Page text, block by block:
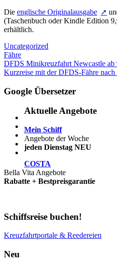
Die englische Originalausgabe
(Taschenbuch oder Kindle Edition
erhältlich.
Uncategorized
Fähre
Beitragsnavigation
Vorheriger
Beitrag:
DFDS Minikreuzfahrt Newcastle ab
Nächster
Kurzreise mit der DFDS-Fähre nach
Google Übersetzer
Aktuelle Angebote
Mein Schiff
Angebote der Woche
jeden Dienstag NEU
COSTA
Bella Vita Angebote
Rabatte + Bestpreisgarantie
Schiffsreise buchen!
Kreuzfahrtportale & Reedereien
Neu